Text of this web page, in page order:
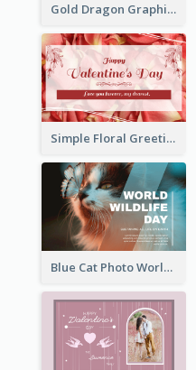
Gold Dragon Graphic Lunar New Year Greeting Card
Simple Floral Greeting Card Of Valentine's Day
Blue Cat Photo World Wildlife Day Greeting Card